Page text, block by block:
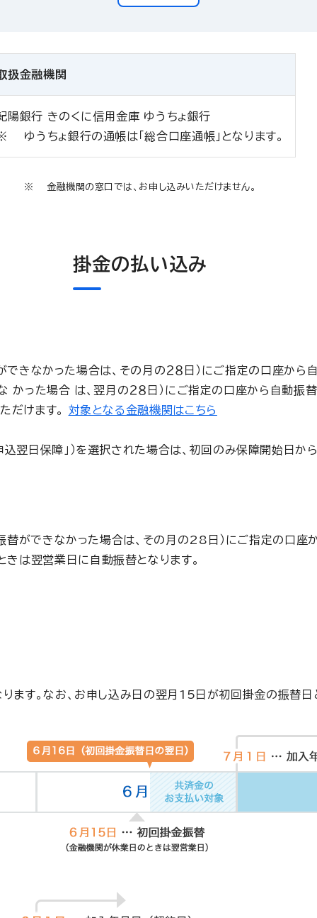
扱金融機関
陽銀行 きのくに信用金庫 ゆうちょ銀行
ゆうちょ銀行の通帳は「総合口座通帳」となります。
金融機関の窓口では、お申し込みいただけません。
掛金の払い込み
きなかった場合は、その月の２８日）にご指定の口座から
かった場合 は、翌月の２８日）にご指定の口座から自動振替
だけます。 対象となる金融機関はこちら
翌日保障」）を選択された場合は、初回のみ保障開始日か
ができなかった場合は、その月の28日）にご指定の口座
は翌営業日に自動振替となります。
、お申し込み日の翌月15日が初回掛金の振替